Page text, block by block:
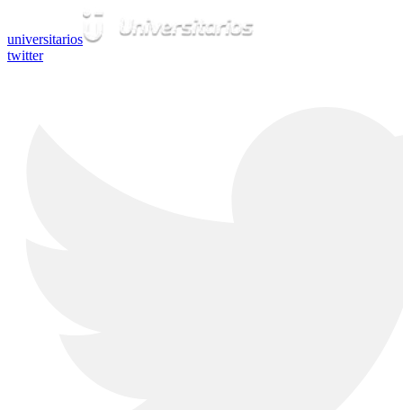
universitarios
twitter